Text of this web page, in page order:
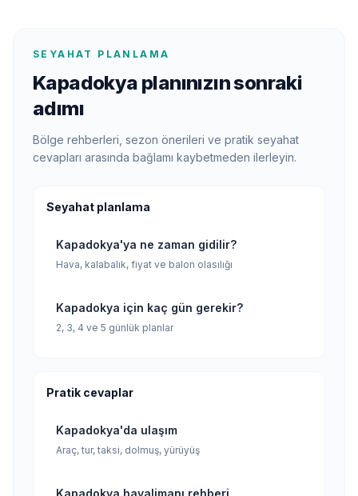
SEYAHAT PLANLAMA
Kapadokya planınızın sonraki
adımı
Bölge rehberleri, sezon önerileri ve pratik seyahat
cevapları arasında bağlamı kaybetmeden ilerleyin.
Seyahat planlama
Kapadokya'ya ne zaman gidilir?
Hava, kalabalık, fiyat ve balon olasılığı
Kapadokya için kaç gün gerekir?
2, 3, 4 ve 5 günlük planlar
Pratik cevaplar
Kapadokya'da ulaşım
Araç, tur, taksi, dolmuş, yürüyüş
Kapadokya havalimanı rehberi